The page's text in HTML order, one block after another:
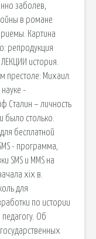
заболев,
в романе
Картина
репродукция
история.
престоле: Михаил.
-
Сталин – личность
было столько.
бесплатной
- программа,
SMS и MMS на
xix в.
для
по истории
Об